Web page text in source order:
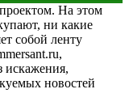
На этом
ни какие
собой ленту
искажения,
новостей